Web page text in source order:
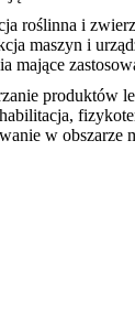
roślinna i
maszyn i
mające
produktów
w obszarze